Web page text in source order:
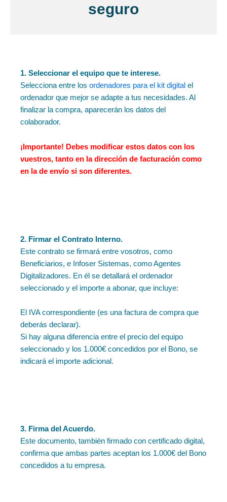
seguro
1. Seleccionar el equipo que te interese.
Selecciona entre los ordenadores para el kit digital el
ordenador que mejor se adapte a tus necesidades. Al
finalizar la compra, aparecerán los datos del
colaborador.
¡Importante! Debes modificar estos datos con los
vuestros, tanto en la dirección de facturación como
en la de envío si son diferentes.
2. Firmar el Contrato Interno.
Este contrato se firmará entre vosotros, como
Beneficiarios, e Infoser Sistemas, como Agentes
Digitalizadores. En él se detallará el ordenador
seleccionado y el importe a abonar, que incluye:
El IVA correspondiente (es una factura de compra que
deberás declarar).
Si hay alguna diferencia entre el precio del equipo
seleccionado y los 1.000€ concedidos por el Bono, se
indicará el importe adicional.
3. Firma del Acuerdo.
Este documento, también firmado con certificado digital,
confirma que ambas partes aceptan los 1.000€ del Bono
concedidos a tu empresa.